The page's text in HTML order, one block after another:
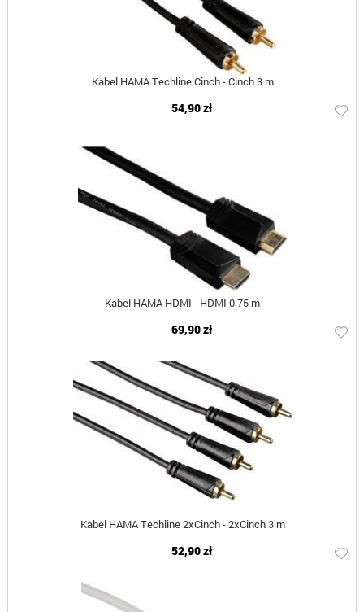
Kabel HAMA Techline Cinch - Cinch 3 m
54,90 zł
Kabel HAMA HDMI - HDMI 0.75 m
69,90 zł
Kabel HAMA Techline 2xCinch - 2xCinch 3 m
52,90 zł